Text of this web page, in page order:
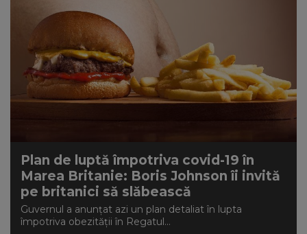
Plan de luptă împotriva covid-19 în
Marea Britanie: Boris Johnson îi invită
pe britanici să slăbească
Guvernul a anunţat azi un plan detaliat în lupta
împotriva obezităţii în Regatul...